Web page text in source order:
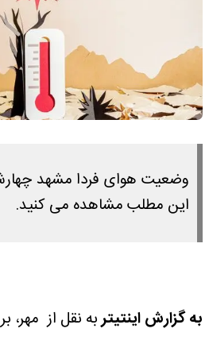
این مطلب مشاهده می کنید.
به گزارش اینتیتربه نقل از مهر،